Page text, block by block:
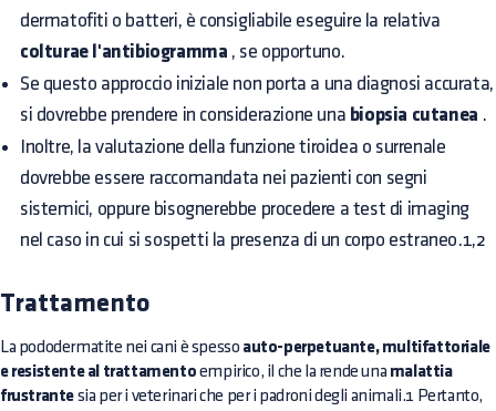
dermatofiti o batteri, è consigliabile eseguire la relativa
colturae l'antibiogramma , se opportuno.
Se questo approccio iniziale non porta a una diagnosi accurata,
si dovrebbe prendere in considerazione una biopsia cutanea .
Inoltre, la valutazione della funzione tiroidea o surrenale
dovrebbe essere raccomandata nei pazienti con segni
sistemici, oppure bisognerebbe procedere a test di imaging
nel caso in cui si sospetti la presenza di un corpo estraneo.1,2
Trattamento
La pododermatite nei cani è spesso auto-perpetuante, multifattoriale
e resistente al trattamento empirico, il che la rende una malattia
frustrante sia per i veterinari che per i padroni degli animali.1 Pertanto,